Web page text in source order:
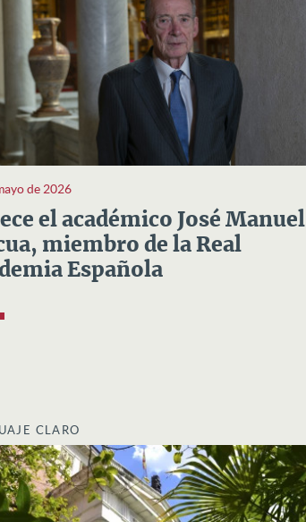
de 2026
el académico José Manuel
miembro de la Real
Española
CLARO